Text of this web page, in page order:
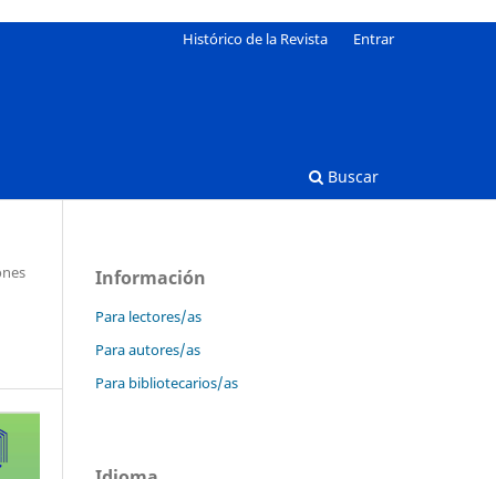
Buscar
Histórico de la Revista Entrar
Información
Para lectores/as
Para autores/as
Para bibliotecarios/as